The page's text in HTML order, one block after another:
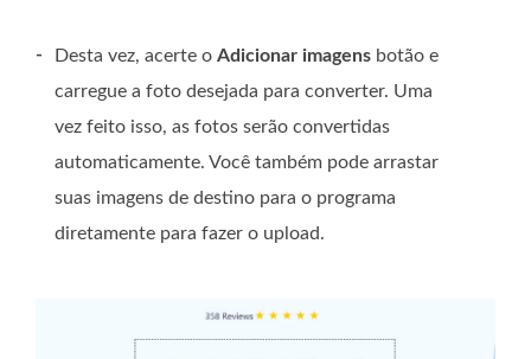
- Desta vez, acerte o Adicionar imagens botão e
carregue a foto desejada para converter. Uma
vez feito isso, as fotos serão convertidas
automaticamente. Você também pode arrastar
suas imagens de destino para o programa
diretamente para fazer o upload.